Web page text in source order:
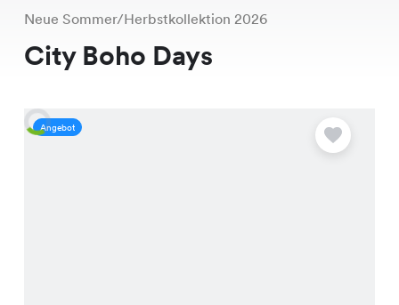
Neue Sommer/Herbstkollektion 2026
City Boho Days
Angebot